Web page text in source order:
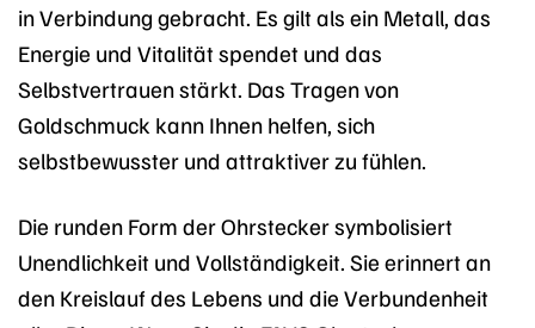
in Verbindung gebracht. Es gilt als ein Metall, das
Energie und Vitalität spendet und das
Selbstvertrauen stärkt. Das Tragen von
Goldschmuck kann Ihnen helfen, sich
selbstbewusster und attraktiver zu fühlen.
Die runden Form der Ohrstecker symbolisiert
Unendlichkeit und Vollständigkeit. Sie erinnert an
den Kreislauf des Lebens und die Verbundenheit